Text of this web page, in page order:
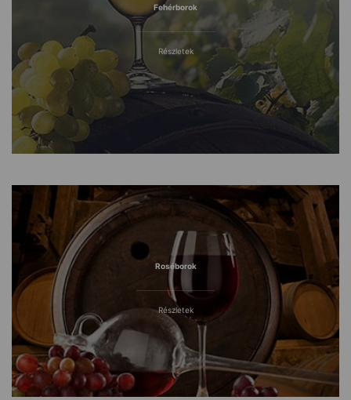
Fehérborok
Részletek
Roséborok
Részletek